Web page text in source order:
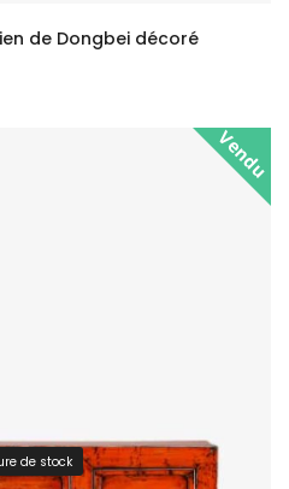
de Dongbei décoré
Vendu
de stock